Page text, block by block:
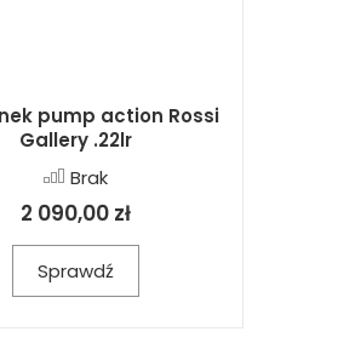
pump action Rossi
Gallery .22lr
Brak
2 090,00 zł
Sprawdź